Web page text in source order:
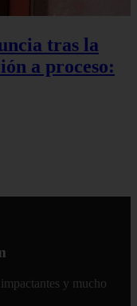
tras la
a proceso:
y mucho